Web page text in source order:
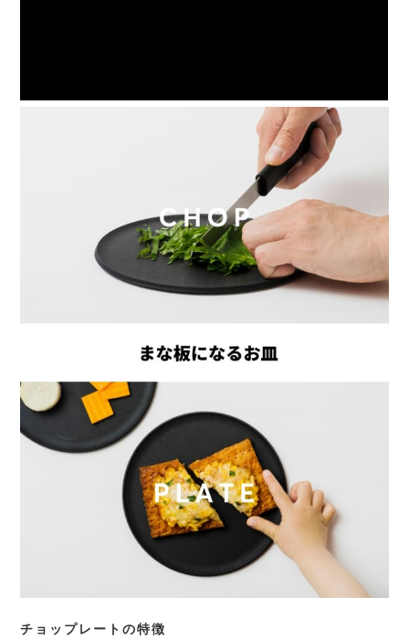
チョップレートの特徴